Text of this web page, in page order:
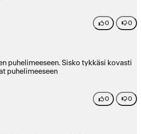
0 0
puhelimeeseen. Sisko tykkäsi kovasti
puhelimeeseen
0 0